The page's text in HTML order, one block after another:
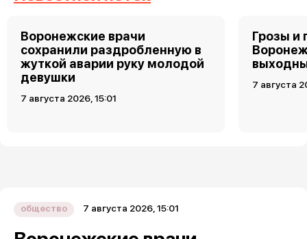
Воронежские врачи
сохранили раздробленную в
жуткой аварии руку молодой
девушки
7 августа 2026, 15:01
Грозы и
7 августа
общество 7 августа 2026, 15:01